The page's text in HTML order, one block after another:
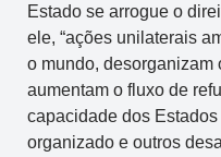
Estado se arrogue o
ele, “ações unilaterais
o mundo, desorganizam
aumentam o fluxo de
capacidade dos
organizado e outros